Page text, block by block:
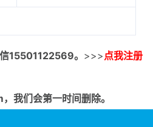
15501122569。 >>>点我注册
我们会第一时间删除。